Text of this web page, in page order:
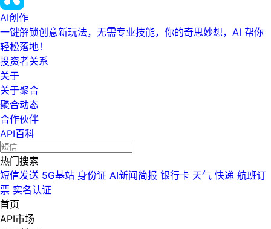
AI创作
一键解锁创意新玩法，无需专业技能，你的奇思妙想，AI 帮你
轻松落地！
投资者关系
关于
关于聚合
聚合动态
合作伙伴
API百科
热门搜索
短信发送 5G基站 身份证 AI新闻简报 银行卡 天气 快递 航班订
票 实名认证
首页
API市场